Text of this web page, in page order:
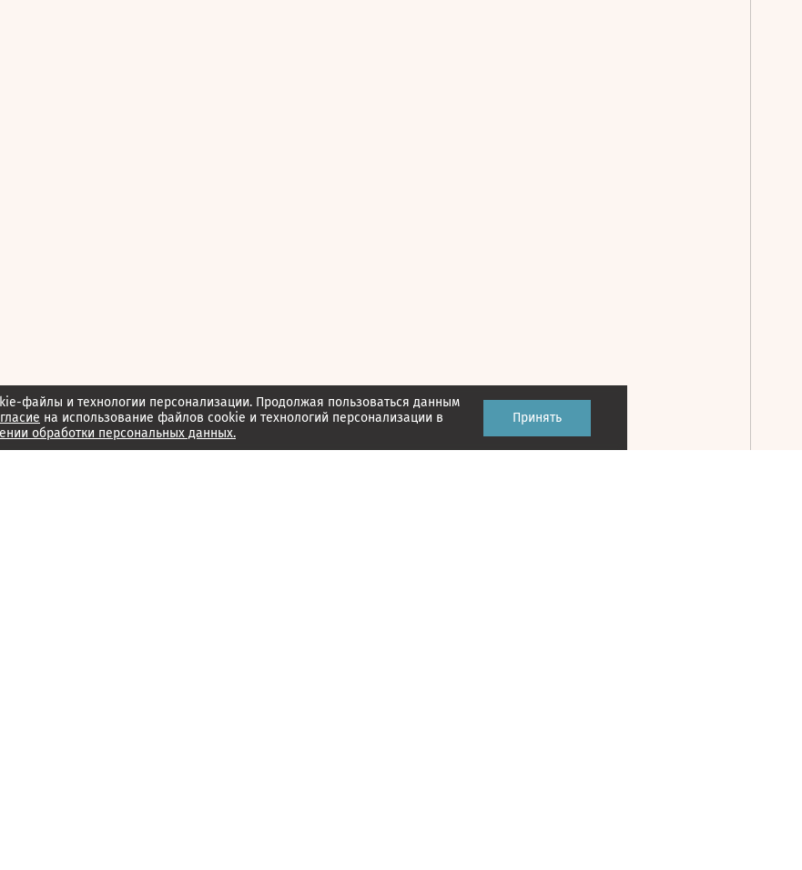
файлы и технологии персонализации. Продолжая пользоваться данным
на использование файлов cookie и технологий персонализации в
обработки персональных данных.
Принять